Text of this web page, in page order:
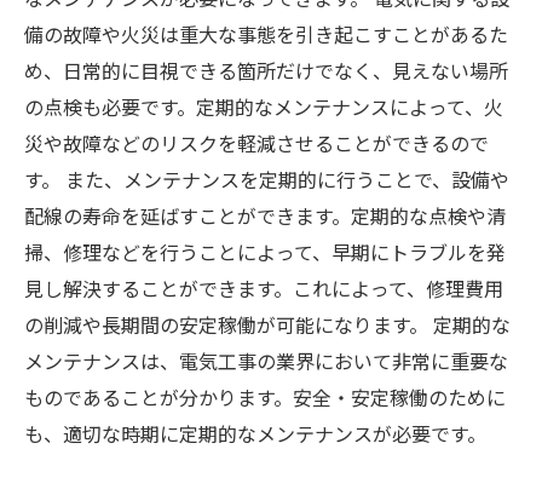
備の故障や火災は重大な事態を引き起こすことがあるた
め、日常的に目視できる箇所だけでなく、見えない場所
の点検も必要です。定期的なメンテナンスによって、火
災や故障などのリスクを軽減させることができるので
す。 また、メンテナンスを定期的に行うことで、設備や
配線の寿命を延ばすことができます。定期的な点検や清
掃、修理などを行うことによって、早期にトラブルを発
見し解決することができます。これによって、修理費用
の削減や長期間の安定稼働が可能になります。 定期的な
メンテナンスは、電気工事の業界において非常に重要な
ものであることが分かります。安全・安定稼働のために
も、適切な時期に定期的なメンテナンスが必要です。